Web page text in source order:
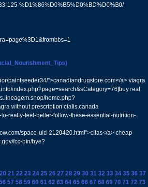
125-%D1%86%D0%B5%D0%BD%D0%B0/
paintseeder34/">canadiandrugstore.com</a> viagra
index.php?page=search&sCategory=76]buy real
home.php?
without prescription cialis.canada
really-feel-better-follow-these-essential-nutrition-
space-uid-2120420.html">cilas</a> cheap
fcc-bin/bye?
20 21 22 23 24 25 26 27 28 29 30 31 32 33 34 35 36 37
57 58 59 60 61 62 63 64 65 66 67 68 69 70 71 72 73